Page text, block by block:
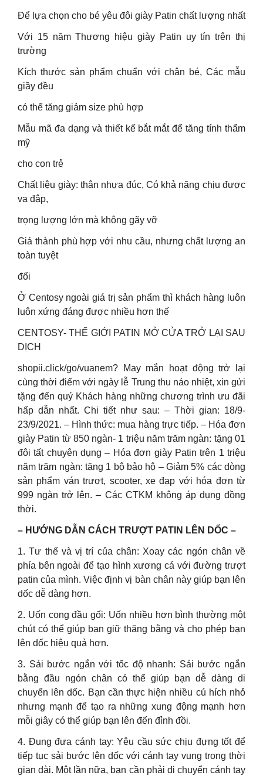
Để lựa chọn cho bé yêu đôi giày Patin chất lượng nhất
Với 15 năm Thương hiệu giày Patin uy tín trên thị
trường
Kích thước sản phẩm chuẩn với chân bé, Các mẫu
giầy đều
có thể tăng giảm size phù hợp
Mẫu mã đa dạng và thiết kế bắt mắt để tăng tính thẩm
mỹ
cho con trẻ
Chất liệu giày: thân nhựa đúc, Có khả năng chịu được
va đập,
trọng lượng lớn mà không gãy vỡ
Giá thành phù hợp với nhu cầu, nhưng chất lượng an
toàn tuyệt
đối
Ở Centosy ngoài giá trị sản phẩm thì khách hàng luôn
luôn xứng đáng được nhiều hơn thế
CENTOSY- THẾ GIỚI PATIN MỞ CỬA TRỞ LẠI SAU
DỊCH
shopii.click/go/vuanem? May mắn hoạt động trở lại
cùng thời điểm với ngày lễ Trung thu náo nhiệt, xin gửi
tặng đến quý Khách hàng những chương trình ưu đãi
hấp dẫn nhất. Chi tiết như sau: – Thời gian: 18/9-
23/9/2021. – Hình thức: mua hàng trực tiếp. – Hóa đơn
giày Patin từ 850 ngàn- 1 triệu năm trăm ngàn: tặng 01
đôi tất chuyên dụng – Hóa đơn giày Patin trên 1 triệu
năm trăm ngàn: tặng 1 bộ bảo hộ – Giảm 5% các dòng
sản phẩm ván trượt, scooter, xe đạp với hóa đơn từ
999 ngàn trở lên. – Các CTKM không áp dụng đồng
thời.
– HƯỚNG DẪN CÁCH TRƯỢT PATIN LÊN DỐC –
1. Tư thế và vị trí của chân: Xoay các ngón chân về
phía bên ngoài để tạo hình xương cá với đường trượt
patin của mình. Việc định vị bàn chân này giúp bạn lên
dốc dễ dàng hơn.
2. Uốn cong đầu gối: Uốn nhiều hơn bình thường một
chút có thể giúp bạn giữ thăng bằng và cho phép bạn
lên dốc hiệu quả hơn.
3. Sải bước ngắn với tốc độ nhanh: Sải bước ngắn
bằng đầu ngón chân có thể giúp bạn dễ dàng di
chuyển lên dốc. Bạn cần thực hiện nhiều cú hích nhỏ
nhưng mạnh để tạo ra những xung động mạnh hơn
mỗi giây có thể giúp bạn lên đến đỉnh đồi.
4. Đung đưa cánh tay: Yêu cầu sức chịu đựng tốt để
tiếp tục sải bước lên dốc với cánh tay vung trong thời
gian dài. Một lần nữa, bạn cần phải di chuyển cánh tay